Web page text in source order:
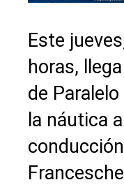
Este
horas,
de
la náutica